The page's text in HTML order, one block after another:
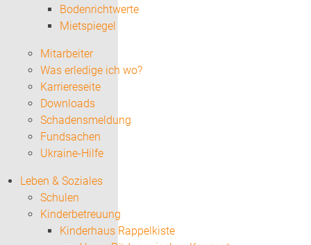
Bodenrichtwerte
Mietspiegel
Mitarbeiter
Was erledige ich wo?
Karriereseite
Downloads
Schadensmeldung
Fundsachen
Ukraine-Hilfe
Leben & Soziales
Schulen
Kinderbetreuung
Kinderhaus Rappelkiste